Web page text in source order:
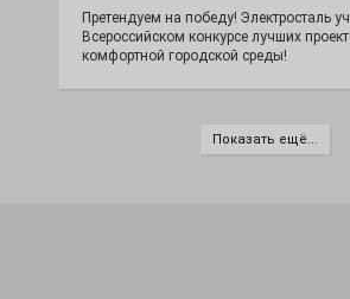
Претендуем на победу! Электросталь
Всероссийском конкурсе лучших
комфортной городской среды!
Показать ещё...